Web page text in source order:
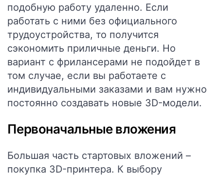
подобную работу удаленно. Если
работать с ними без официального
трудоустройства, то получится
сэкономить приличные деньги. Но
вариант с фрилансерами не подойдет в
том случае, если вы работаете с
индивидуальными заказами и вам нужно
постоянно создавать новые 3D-модели.
Первоначальные вложения
Большая часть стартовых вложений –
покупка 3D-принтера. К выбору